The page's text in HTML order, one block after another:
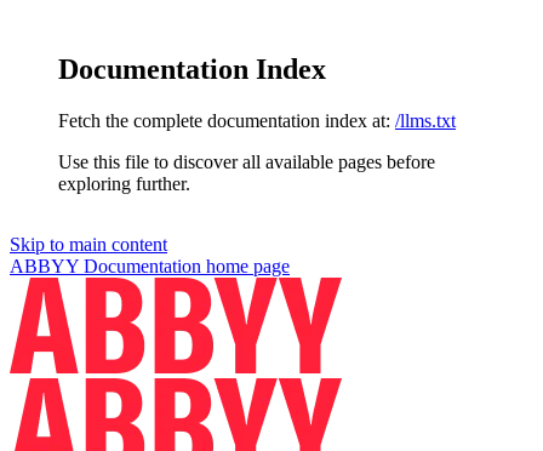
Documentation Index
Fetch the complete documentation index at: /llms.txt
Use this file to discover all available pages before
exploring further.
Skip to main content
ABBYY Documentation home page